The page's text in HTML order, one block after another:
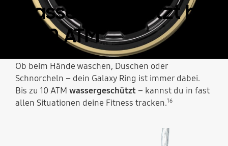
Wassergeschützt bis
zu 10 ATM
Ob beim Hände waschen, Duschen oder
Schnorcheln – dein Galaxy Ring ist immer dabei.
Bis zu 10 ATM wassergeschützt– kannst du in fast
allen Situationen deine Fitness tracken.16